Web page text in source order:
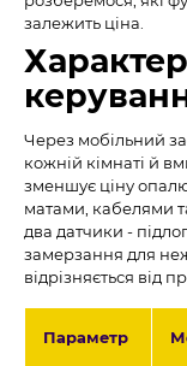
залежить ціна.
Через мобільний
кожній кімнаті й
зменшує ціну
матами, кабелями
два датчики -
замерзання для
відрізняється від
Параметр